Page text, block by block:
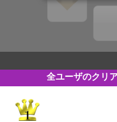
全ユーザのクリ